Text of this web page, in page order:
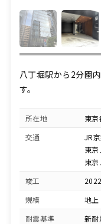
八丁堀駅から2分園
す。
所在地
東
交通
JR
東
東
竣工
規模
地
耐震基準
新